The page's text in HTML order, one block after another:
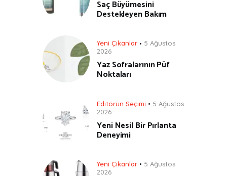
Saç Büyümesini
Destekleyen Bakım
Yeni Çıkanlar
5 Ağustos
2026
Yaz Sofralarının Püf
Noktaları
Editörün Seçimi
5 Ağustos
2026
Yeni Nesil Bir Pırlanta
Deneyimi
Yeni Çıkanlar
5 Ağustos
2026